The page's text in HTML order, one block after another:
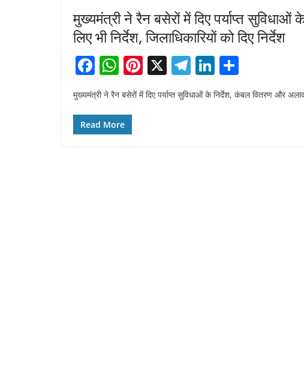
मुख्यमंत्री ने रैन बसेरों में दिए पर्याप्त
लिए भी निर्देश, जिलाधिकारियों को दिए निर्देश
F
a
c
e
b
W
h
at
s
A
Pi
nt
er
X T
el
e
Li
n
k ar
मुख्यमंत्री ने रैन बसेरों में दिए पर्याप्त सुविधाओं के निर्देश, कंबल वितरण और
Read More